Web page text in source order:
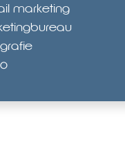
marketing